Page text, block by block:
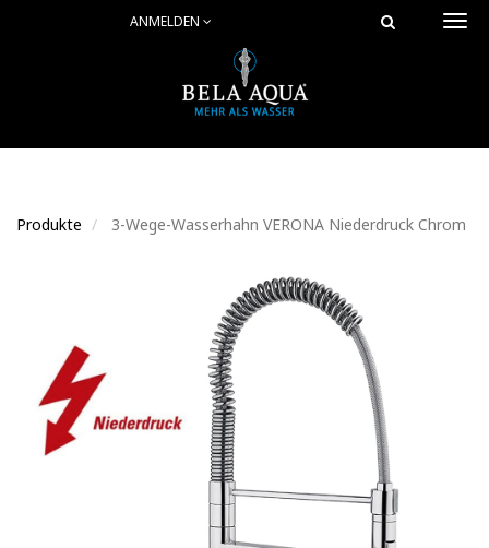
ANMELDEN
Produkte 3-Wege-Wasserhahn VERONA Niederdruck Chrom